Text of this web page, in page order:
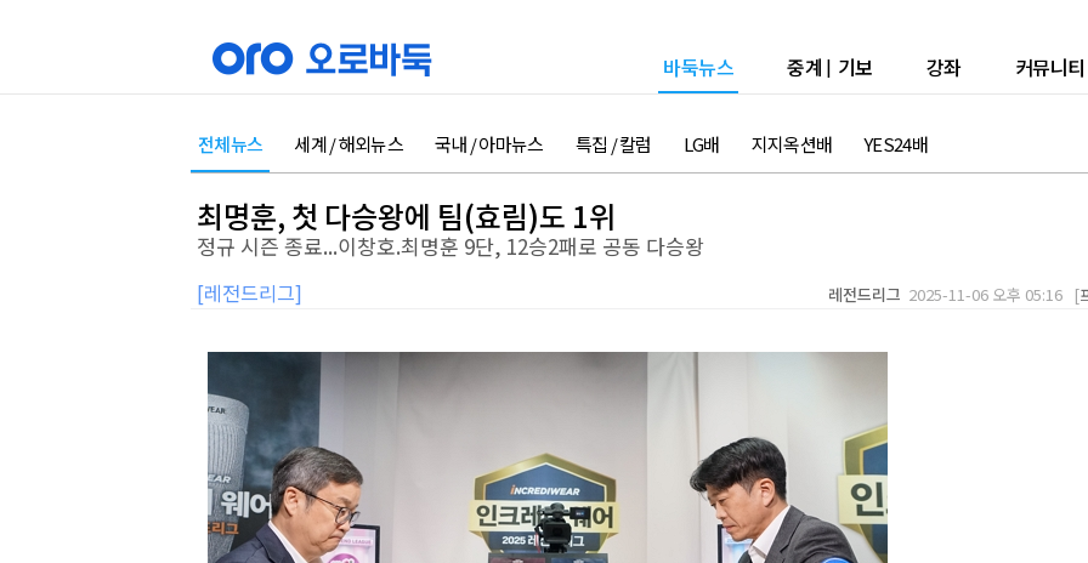
바둑뉴스 중계 | 기보 강좌 커뮤니티
전체뉴스 세계 / 해외뉴스 국내 / 아마뉴스 특집 / 칼럼 LG배 지지옥션배 YES24배
최명훈, 첫 다승왕에 팀(효림)도 1위
정규 시즌 종료...이창호.최명훈 9단, 12승2패로 공동 다승왕
[레전드리그] 레전드리그 2025-11-06 오후 05:16 [